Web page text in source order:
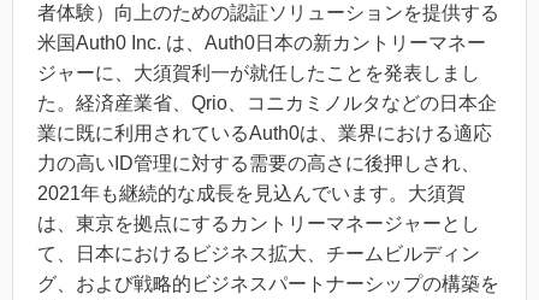
者体験）向上のための認証ソリューションを提供する
米国Auth0 Inc. は、Auth0日本の新カントリーマネー
ジャーに、大須賀利一が就任したことを発表しまし
た。経済産業省、Qrio、コニカミノルタなどの日本企
業に既に利用されているAuth0は、業界における適応
力の高いID管理に対する需要の高さに後押しされ、
2021年も継続的な成長を見込んでいます。大須賀
は、東京を拠点にするカントリーマネージャーとし
て、日本におけるビジネス拡大、チームビルディン
グ、および戦略的ビジネスパートナーシップの構築を